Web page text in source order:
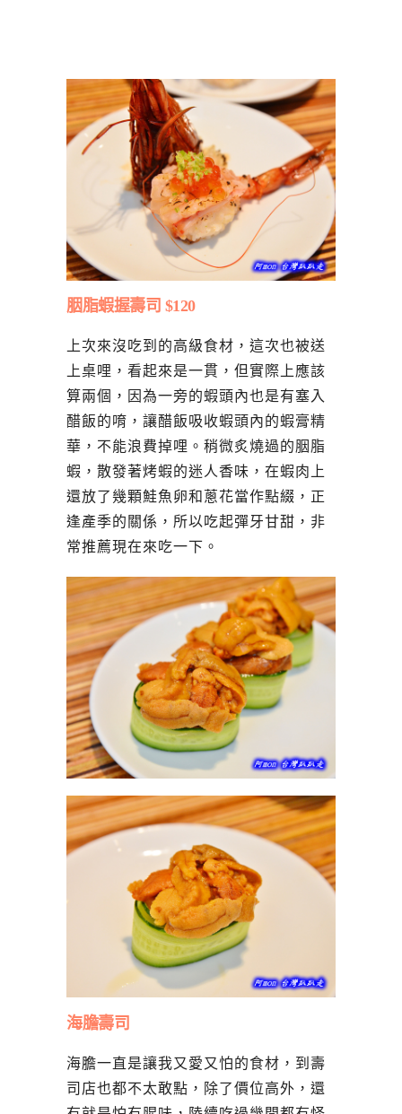
胭脂蝦握壽司 $120
上次來沒吃到的高級食材，這次也被送
上桌哩，看起來是一貫，但實際上應該
算兩個，因為一旁的蝦頭內也是有塞入
醋飯的唷，讓醋飯吸收蝦頭內的蝦膏精
華，不能浪費掉哩。稍微炙燒過的胭脂
蝦，散發著烤蝦的迷人香味，在蝦肉上
還放了幾顆鮭魚卵和蔥花當作點綴，正
逢產季的關係，所以吃起彈牙甘甜，非
常推薦現在來吃一下。
海膽壽司
海膽一直是讓我又愛又怕的食材，到壽
司店也都不太敢點，除了價位高外，還